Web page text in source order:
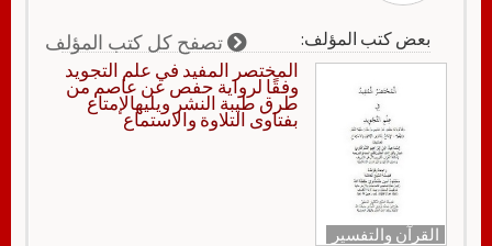
بعض كتب المؤلف: تصفح كل كتب المؤلف
القرآن والتفسير
المختصر المفيد في علم التجويد
وفقًا لرواية حفص عن عاصم من
طرق طيبة النشر ويليهالإمتاع
بفتاوى التلاوة والاستماع